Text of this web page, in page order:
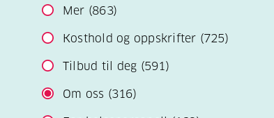
Mer (863)
Kosthold og oppskrifter (725)
Tilbud til deg (591)
Om oss (316)